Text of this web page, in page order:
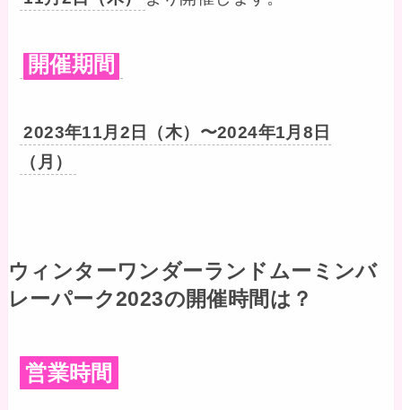
開催期間
2023年11月2日（木）〜2024年1月8日
（月）
ウィンターワンダーランドムーミンバ
レーパーク2023の開催時間は？
営業時間